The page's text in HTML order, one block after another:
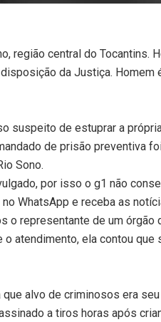
região central do Tocantins.
da Justiça.
suspeito de estuprar a
de prisão preventiva
Sono.
por isso o g1 não
WhatsApp e receba as
o representante de um órgão
o atendimento, ela contou
que alvo de criminosos era
a tiros horas após